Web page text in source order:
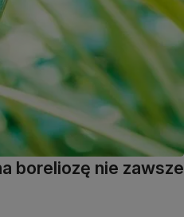
boreliozę nie zawsze